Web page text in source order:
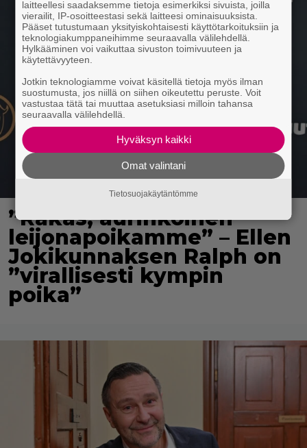
”Rakas, aurinkoinen
leijonapoikamme” – Ellen
Jokikunnaksen Ralph on
”virallisesti kympin
poika”
laitteellesi saadaksemme tietoja esimerkiksi sivuista, joilla
vierailit, IP-osoitteestasi sekä laitteesi ominaisuuksista.
Pääset tutustumaan yksityiskohtaisesti käyttötarkoituksiin ja
teknologiakumppaneihimme seuraavalla välilehdellä.
Hylkääminen voi vaikuttaa sivuston toimivuuteen ja
käytettävyyteen.
Jotkin teknologiamme voivat käsitellä tietoja myös ilman
suostumusta, jos niillä on siihen oikeutettu peruste. Voit
vastustaa tätä tai muuttaa asetuksiasi milloin tahansa
seuraavalla välilehdellä.
Hyväksyn kaikki
Omat valintani
Tietosuojakäytäntömme